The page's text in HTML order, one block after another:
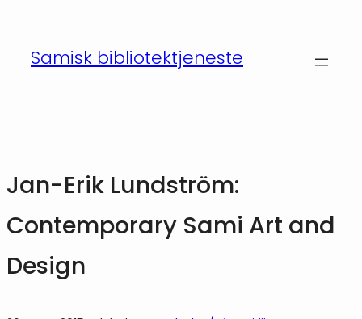
innholdSamisk bibliotektjeneste
Jan-Erik Lundström:
Contemporary Sami Art and
Design